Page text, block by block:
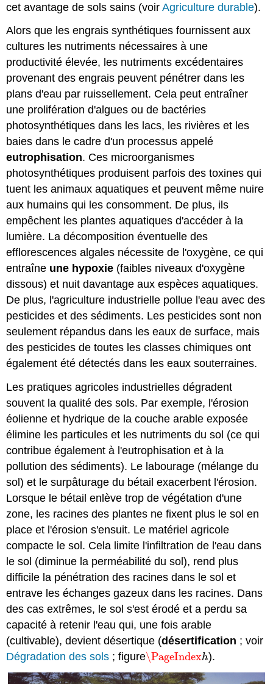
cet avantage de sols sains (voirAgriculture durable).
Alors que les engrais synthétiques fournissent aux
cultures les nutriments nécessaires à une
productivité élevée, les nutriments excédentaires
provenant des engrais peuvent pénétrer dans les
plans d'eau par ruissellement. Cela peut entraîner
une prolifération d'algues ou de bactéries
photosynthétiques dans les lacs, les rivières et les
baies dans le cadre d'un processus appelé
eutrophisation. Ces microorganismes
photosynthétiques produisent parfois des toxines qui
tuent les animaux aquatiques et peuvent même nuire
aux humains qui les consomment. De plus, ils
empêchent les plantes aquatiques d'accéder à la
lumière. La décomposition éventuelle des
efflorescences algales nécessite de l'oxygène, ce qui
entraîne une hypoxie (faibles niveaux d'oxygène
dissous) et nuit davantage aux espèces aquatiques.
De plus, l'agriculture industrielle pollue l'eau avec des
pesticides et des sédiments. Les pesticides sont non
seulement répandus dans les eaux de surface, mais
des pesticides de toutes les classes chimiques ont
également été détectés dans les eaux souterraines.
Les pratiques agricoles industrielles dégradent
souvent la qualité des sols. Par exemple, l'érosion
éolienne et hydrique de la couche arable exposée
élimine les particules et les nutriments du sol (ce qui
contribue également à l'eutrophisation et à la
pollution des sédiments). Le labourage (mélange du
sol) et le surpâturage du bétail exacerbent l'érosion.
Lorsque le bétail enlève trop de végétation d'une
zone, les racines des plantes ne fixent plus le sol en
place et l'érosion s'ensuit. Le matériel agricole
compacte le sol. Cela limite l'infiltration de l'eau dans
le sol (diminue la perméabilité du sol), rend plus
difficile la pénétration des racines dans le sol et
entrave les échanges gazeux dans les racines. Dans
des cas extrêmes, le sol s'est érodé et a perdu sa
capacité à retenir l'eau qui, une fois arable
(cultivable), devient désertique (désertification ; voir
Dégradation des sols ; figure\PageIndexh
\PageIndexh).